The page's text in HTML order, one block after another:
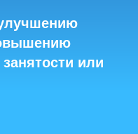
или